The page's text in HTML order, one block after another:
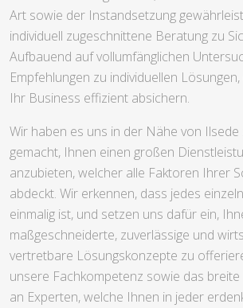
Art sowie der Instandsetzung
individuell zugeschnittene Beratung zu
Aufbauend auf vollumfänglichen
Empfehlungen zu individuellen
Ihr Business effizient absichern.
Wir haben es uns in der Nähe von Ilsede
gemacht, Ihnen einen großen
anzubieten, welcher alle Faktoren Ihrer
abdeckt. Wir erkennen, dass jedes
einmalig ist, und setzen uns dafür ein,
maßgeschneiderte, zuverlässige und
vertretbare Lösungskonzepte zu
unsere Fachkompetenz sowie das
an Experten, welche Ihnen in jeder